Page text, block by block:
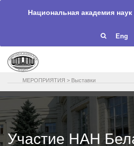
Национальная академия
Eng
МЕРОПРИЯТИЯ > Выставки
Участие НАН